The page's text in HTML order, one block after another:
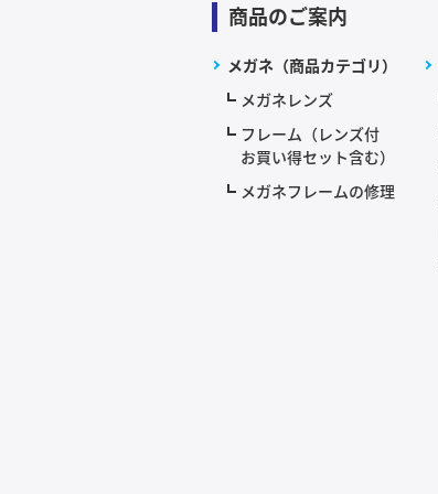
商品のご案内
メガネ（商品カテゴリ）
メガネレンズ
フレーム（レンズ付
お買い得セット含む）
メガネフレームの修理